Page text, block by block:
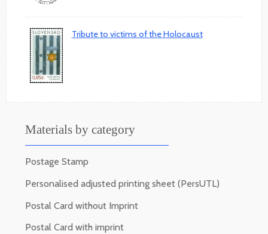
Tribute to victims of the Holocaust
Materials by category
Postage Stamp
Personalised adjusted printing sheet (PersUTL)
Postal Card without Imprint
Postal Card with imprint